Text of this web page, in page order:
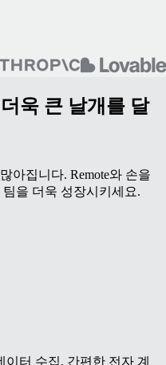
욱 큰 날개를 달
아집니다. Remote와 손을
을 더욱 성장시키세요.
터 수집, 간편한 전자 계